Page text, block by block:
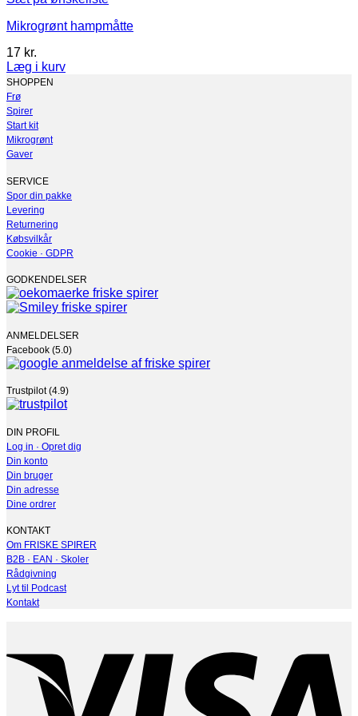
Mikrogrønt hampmåtte
17 kr.
Læg i kurv
Dette
vare
har
flere
varianter.
Mulighederne
vælges
på
varesiden
SHOPPEN
Frø
Spirer
Start kit
Mikrogrønt
Gaver
SERVICE
Spor din pakke
Levering
Returnering
Købsvilkår
Cookie · GDPR
GODKENDELSER
ANMELDELSER
Facebook (5.0)
Trustpilot (4.9)
DIN PROFIL
Log in · Opret dig
Din konto
Din bruger
Din adresse
Dine ordrer
KONTAKT
Om FRISKE SPIRER
B2B · EAN · Skoler
Rådgivning
Lyt til Podcast
Kontakt